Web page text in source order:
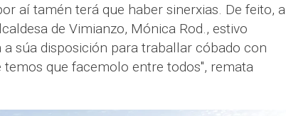
aí tamén terá que haber sinerxias. De feito, a
de Vimianzo, Mónica Rod., estivo
súa disposición para traballar cóbado con
que facemolo entre todos", remata